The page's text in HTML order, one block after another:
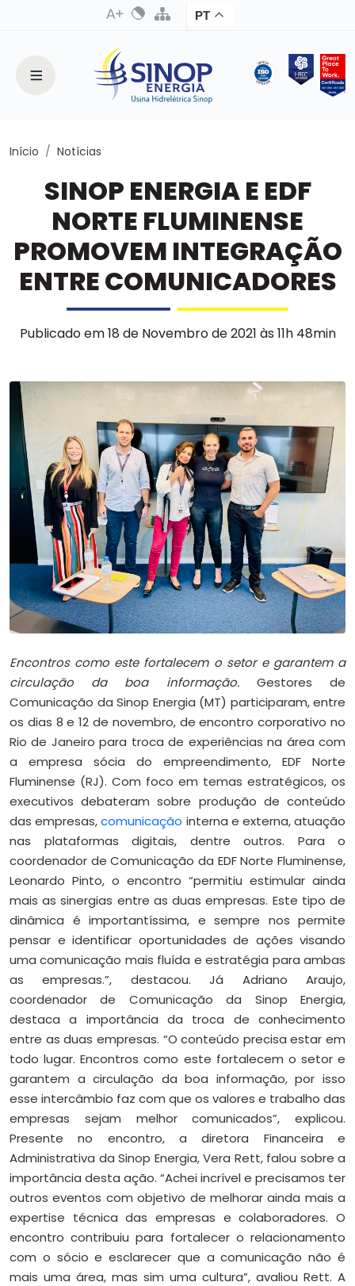
PT
Início Notícias
SINOP ENERGIA E EDF
NORTE FLUMINENSE
PROMOVEM INTEGRAÇÃO
ENTRE COMUNICADORES
Publicado em 18 de Novembro de 2021 às 11h 48min
Encontros como este fortalecem o setor e garantem a
circulação da boa informação.Gestores de
Comunicação da Sinop Energia (MT) participaram, entre
os dias 8 e 12 de novembro, de encontro corporativo no
Rio de Janeiro para troca de experiências na área com
a empresa sócia do empreendimento, EDF Norte
Fluminense (RJ). Com foco em temas estratégicos, os
executivos debateram sobre produção de conteúdo
das empresas,comunicação interna e externa, atuação
nas plataformas digitais, dentre outros. Para o
coordenador de Comunicação da EDF Norte Fluminense,
Leonardo Pinto, o encontro “permitiu estimular ainda
mais as sinergias entre as duas empresas. Este tipo de
dinâmica é importantíssima, e sempre nos permite
pensar e identificar oportunidades de ações visando
uma comunicação mais fluída e estratégia para ambas
as empresas.”, destacou. Já Adriano Araujo,
coordenador de Comunicação da Sinop Energia,
destaca a importância da troca de conhecimento
entre as duas empresas. “O conteúdo precisa estar em
todo lugar. Encontros como este fortalecem o setor e
garantem a circulação da boa informação, por isso
esse intercâmbio faz com que os valores e trabalho das
empresas sejam melhor comunicados”, explicou.
Presente no encontro, a diretora Financeira e
Administrativa da Sinop Energia, Vera Rett, falou sobre a
importância desta ação. “Achei incrível e precisamos ter
outros eventos com objetivo de melhorar ainda mais a
expertise técnica das empresas e colaboradores. O
encontro contribuiu para fortalecer o relacionamento
com o sócio e esclarecer que a comunicação não é
mais uma área, mas sim uma cultura”, avaliou Rett. A